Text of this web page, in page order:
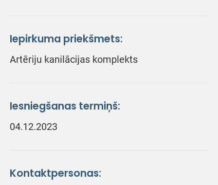
Iepirkuma priekšmets:
Artēriju kanilācijas komplekts
Iesniegšanas termiņš:
04.12.2023
Kontaktpersonas: